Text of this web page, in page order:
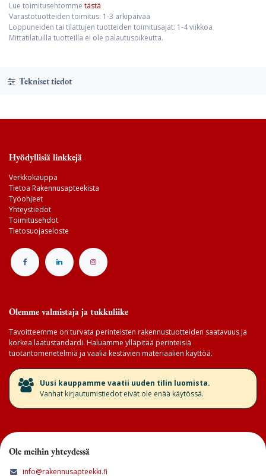
Lue toimitusehtomme tästä
Varastotuotteiden toimitus: 1-3 arkipäivää
Loppuneiden tai tilattujen tuotteiden toimitusajat: 1-4 viikkoa
Mittatilatuilla tuotteilla ei ole palautusoikeutta.
Tekniset tiedot
Hyödyllisiä linkkejä
Verkkokauppa
Tietoa Rakennusapteekista
Työohjeet
Yhteystiedot
Toimitusehdot
Tietosuojaseloste
Olemme valmistaja ja tukkuliike
Tavoitteemme on turvata perinteisten rakennustuotteiden saatavuus ja
korkea laatustandardi. Haluamme ylläpitää perinteisiä
tuotantomenetelmiä ja vaalia kestävien materiaalien käyttöä.
​Uusi kauppamme vaatii uuden tilin luomista.
Vanhat kirjautumistiedot eivät ole enää käytössä.
Ole meihin yhteydessä
info@rakennusapteekki.fi